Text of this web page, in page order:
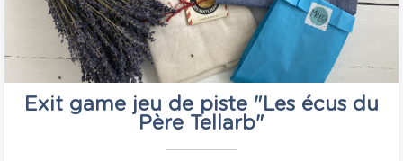
Exit game jeu de piste "Les écus du
Père Tellarb"